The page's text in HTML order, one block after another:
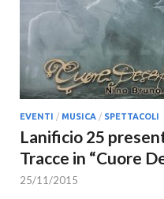
EVENTI / MUSICA / SPETTACOLI
Lanificio 25
Tracce in “Cuore
25/11/2015